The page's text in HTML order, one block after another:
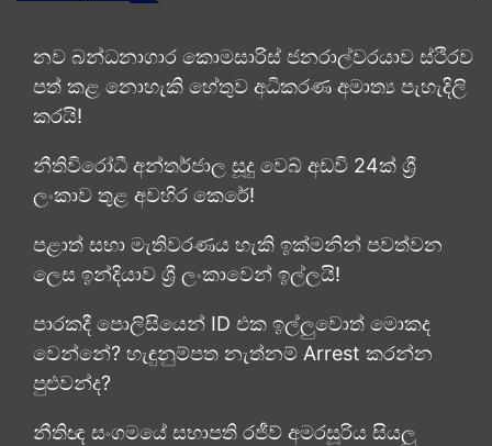
නව බන්ධනාගාර කොමසාරිස් ජනරාල්වරයාව ස්ථිරව
පත් කළ නොහැකි හේතුව අධිකරණ අමාත්‍ය පැහැදිලි
කරයි!
නීතිවිරෝධී අන්තර්ජාල සූදු වෙබ් අඩවි 24ක් ශ්‍රී
ලංකාව තුළ අවහිර කෙරේ!
පළාත් සභා මැතිවරණය හැකි ඉක්මනින් පවත්වන
ලෙස ඉන්දියාව ශ්‍රී ලංකාවෙන් ඉල්ලයි!
පාරකදී පොලිසියෙන් ID එක ඉල්ලුවොත් මොකද
වෙන්නේ? හැඳුනුම්පත නැත්නම් Arrest කරන්න
පුළුවන්ද?
නීතිඥ සංගමයේ සභාපති රජීව් අමරසූරිය සියලු